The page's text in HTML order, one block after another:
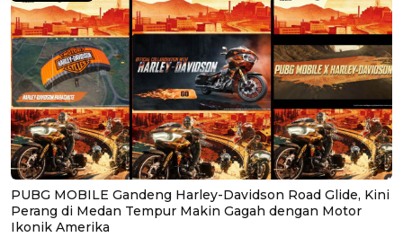
PUBG MOBILE Gandeng Harley-Davidson Road Glide, Kini
Perang di Medan Tempur Makin Gagah dengan Motor
Ikonik Amerika